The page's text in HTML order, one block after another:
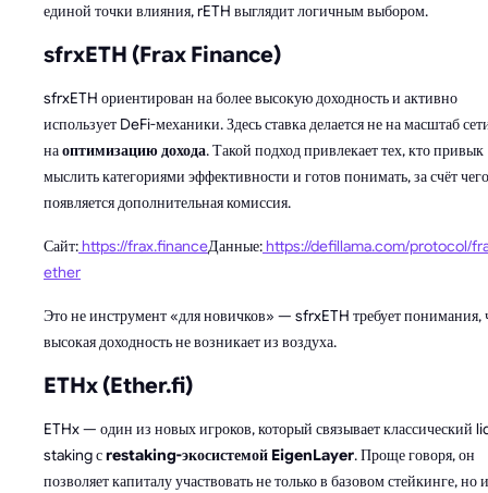
единой точки влияния, rETH выглядит логичным выбором.
sfrxETH (Frax Finance)
sfrxETH ориентирован на более высокую доходность и активно
использует DeFi-механики. Здесь ставка делается не на масштаб
наоптимизацию дохода. Такой подход привлекает тех, кто привык
мыслить категориями эффективности и готов понимать, за счёт чего
появляется дополнительная комиссия.
Сайт:https://frax.financeДанные:https://defillama.com/protocol/
ether
Это не инструмент «для новичков» — sfrxETH требует понимания,
высокая доходность не возникает из воздуха.
ETHx (Ether.fi)
ETHx — один из новых игроков, который связывает классический
staking сrestaking-экосистемой EigenLayer. Проще говоря, он
позволяет капиталу участвовать не только в базовом стейкинге, но